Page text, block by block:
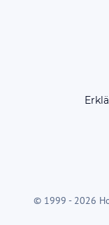
© 1999 - 2026